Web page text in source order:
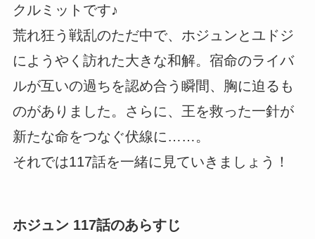
クルミットです♪
荒れ狂う戦乱のただ中で、ホジュンとユドジ
にようやく訪れた大きな和解。宿命のライバ
ルが互いの過ちを認め合う瞬間、胸に迫るも
のがありました。さらに、王を救った一針が
新たな命をつなぐ伏線に……。
それでは117話を一緒に見ていきましょう！
ホジュン 117話のあらすじ